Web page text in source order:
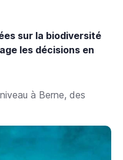
sur la biodiversité
les décisions en
à Berne, des